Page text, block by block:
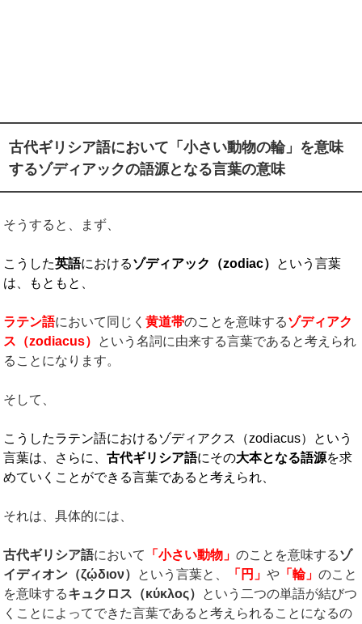
古代ギリシア語において「小さい動物の輪」を意味
するゾディアックの語源となる言葉の意味
そうすると、まず、
こうした英語におけるゾディアック（zodiac） という言葉
は、もともと、
ラテン語において同じく黄道帯のことを意味するゾディアク
ス（zodiacus） という名詞に由来する言葉であると考えられ
ることになります。
そして、
こうしたラテン語におけるゾディアクス（zodiacus）という
言葉は、さらに、古代ギリシア語にその大本となる語源を求
めていくことができる言葉であると考えられ、
それは、具体的には、
古代ギリシア語において 「小さい動物」のことを意味するゾ
イディオン（ζῴδιον） という言葉と、 「円」や 「輪」のこと
を意味するキュクロス（κύκλος） という二つの単語が結びつ
くことによってできた言葉であると考えられることになるの